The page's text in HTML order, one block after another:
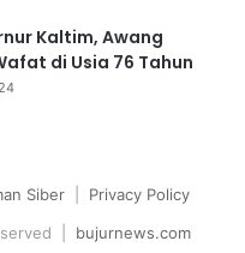
Kaltim, Awang
di Usia 76 Tahun
Siber
Privacy Policy
| bujurnews.com